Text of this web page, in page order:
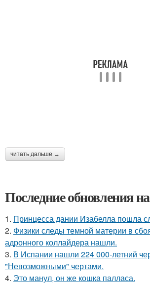
читать дальше →
Последние обновления
1. Принцесса дании Изабелла пошла
2. Физики следы темной материи в
адронного коллайдера нашли.
3. В Испании нашли 224 000-летний
"Невозможными" чертами.
4. Это манул, он же кошка палласа.